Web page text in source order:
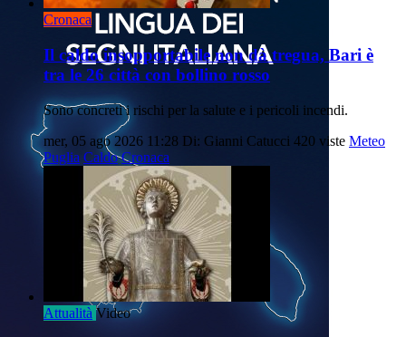
Cronaca
Il caldo insopportabile non dà tregua, Bari è
tra le 26 città con bollino rosso
Sono concreti i rischi per la salute e i pericoli incendi.
mer, 05 ago 2026 11:28 Di: Gianni Catucci 420 viste Meteo
Puglia Caldo Cronaca
Attualità Video